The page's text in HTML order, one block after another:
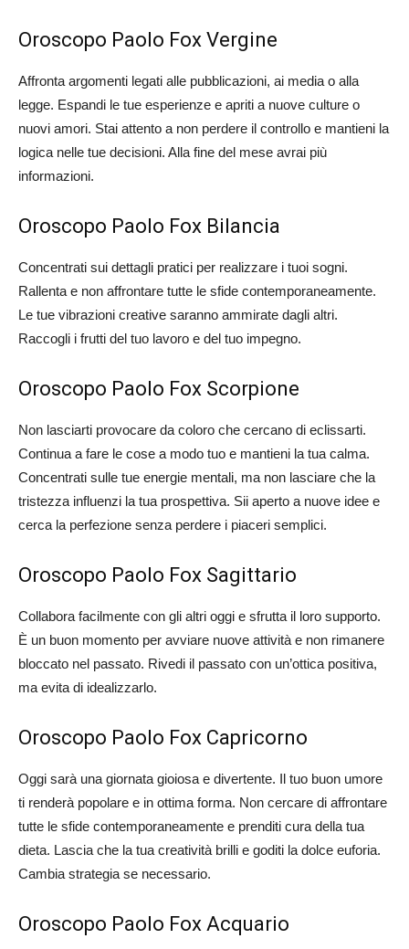
Oroscopo Paolo Fox Vergine
Affronta argomenti legati alle pubblicazioni, ai media o alla
legge. Espandi le tue esperienze e apriti a nuove culture o
nuovi amori. Stai attento a non perdere il controllo e mantieni la
logica nelle tue decisioni. Alla fine del mese avrai più
informazioni.
Oroscopo Paolo Fox Bilancia
Concentrati sui dettagli pratici per realizzare i tuoi sogni.
Rallenta e non affrontare tutte le sfide contemporaneamente.
Le tue vibrazioni creative saranno ammirate dagli altri.
Raccogli i frutti del tuo lavoro e del tuo impegno.
Oroscopo Paolo Fox Scorpione
Non lasciarti provocare da coloro che cercano di eclissarti.
Continua a fare le cose a modo tuo e mantieni la tua calma.
Concentrati sulle tue energie mentali, ma non lasciare che la
tristezza influenzi la tua prospettiva. Sii aperto a nuove idee e
cerca la perfezione senza perdere i piaceri semplici.
Oroscopo Paolo Fox Sagittario
Collabora facilmente con gli altri oggi e sfrutta il loro supporto.
È un buon momento per avviare nuove attività e non rimanere
bloccato nel passato. Rivedi il passato con un’ottica positiva,
ma evita di idealizzarlo.
Oroscopo Paolo Fox Capricorno
Oggi sarà una giornata gioiosa e divertente. Il tuo buon umore
ti renderà popolare e in ottima forma. Non cercare di affrontare
tutte le sfide contemporaneamente e prenditi cura della tua
dieta. Lascia che la tua creatività brilli e goditi la dolce euforia.
Cambia strategia se necessario.
Oroscopo Paolo Fox Acquario